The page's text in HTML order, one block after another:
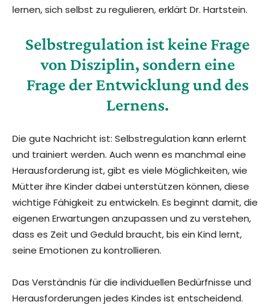
lernen, sich selbst zu regulieren, erklärt Dr. Hartstein.
Selbstregulation ist keine Frage
von Disziplin, sondern eine
Frage der Entwicklung und des
Lernens.
Die gute Nachricht ist: Selbstregulation kann erlernt
und trainiert werden. Auch wenn es manchmal eine
Herausforderung ist, gibt es viele Möglichkeiten, wie
Mütter ihre Kinder dabei unterstützen können, diese
wichtige Fähigkeit zu entwickeln. Es beginnt damit, die
eigenen Erwartungen anzupassen und zu verstehen,
dass es Zeit und Geduld braucht, bis ein Kind lernt,
seine Emotionen zu kontrollieren.
Das Verständnis für die individuellen Bedürfnisse und
Herausforderungen jedes Kindes ist entscheidend.